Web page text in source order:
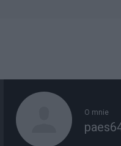
O mnie